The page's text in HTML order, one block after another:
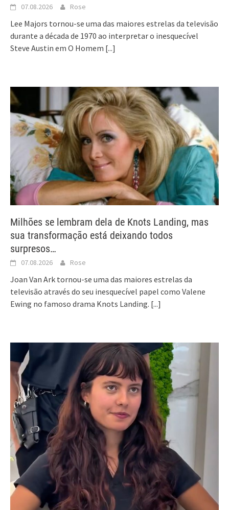
07.08.2026 Rose
Lee Majors tornou-se uma das maiores estrelas da televisão
durante a década de 1970 ao interpretar o inesquecível
Steve Austin em O Homem [...]
Milhões se lembram dela de Knots Landing, mas
sua transformação está deixando todos
surpresos…
07.08.2026 Rose
Joan Van Ark tornou-se uma das maiores estrelas da
televisão através do seu inesquecível papel como Valene
Ewing no famoso drama Knots Landing. [...]